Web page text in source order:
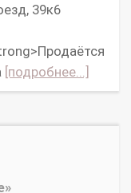
39к6
[подробнее...]